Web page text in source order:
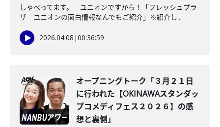
しゃべってます。 ユニオンですから！「フレッシュプラ
ザ ユニオンの面白情報なんでもご紹介」※紹介し...
2026.04.08 |00:36:59
オープニングトーク「３月２１日
に行われた【OKINAWAスタンダッ
プコメディフェス２０２６】の感
想と裏側」